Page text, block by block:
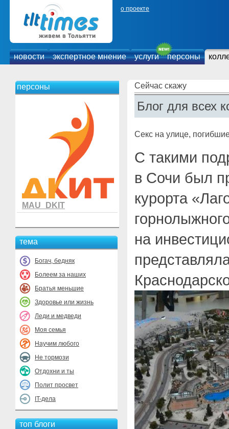
о проекте
новости экспертное мнение услуги персоны
персоны
MAU_DKIT
тема
Богач, бедняк
Болеем за наших
Братья меньшие
Здоровье или жизнь
Леди и медведи
Моя семья
Научим любого
Не тормози
Отдохни и ты
Полит просвет
IT-дела
топ блоги
Сейчас скажу
Блог для всех
Секс на улице,
С такими
в Сочи был
курорта
на